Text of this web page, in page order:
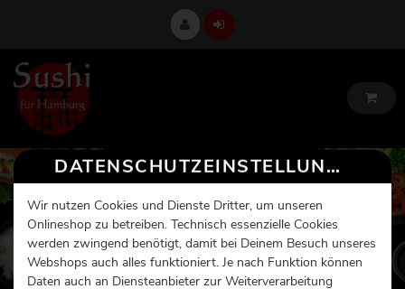
DATENSCHUTZEINSTELLUNGEN
Wir nutzen Cookies und Dienste Dritter, um unseren
Onlineshop zu betreiben. Technisch essenzielle Cookies
werden zwingend benötigt, damit bei Deinem Besuch unseres
Webshops auch alles funktioniert. Je nach Funktion können
Daten auch an Diensteanbieter zur Weiterverarbeitung